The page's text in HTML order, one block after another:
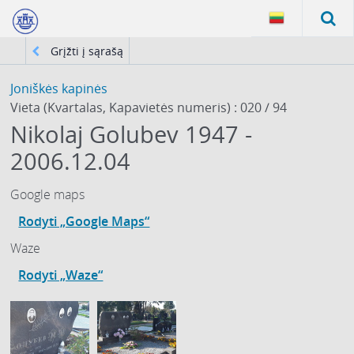
Grįžti į sąrašą
Joniškės kapinės
Vieta (Kvartalas, Kapavietės numeris) : 020 / 94
Nikolaj Golubev 1947 -
2006.12.04
Google maps
Rodyti „Google Maps“
Waze
Rodyti „Waze“